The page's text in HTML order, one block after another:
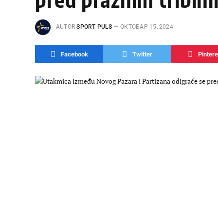
AUTOR SPORT PULS ОКТОБАР 15, 2024
Facebook Twitter